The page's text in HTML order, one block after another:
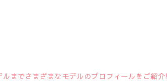
までさまざまなモデルのプロフィールをご紹介!